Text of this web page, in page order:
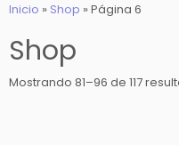
Inicio » Shop » Página 6
Shop
Mostrando 81–96 de 117